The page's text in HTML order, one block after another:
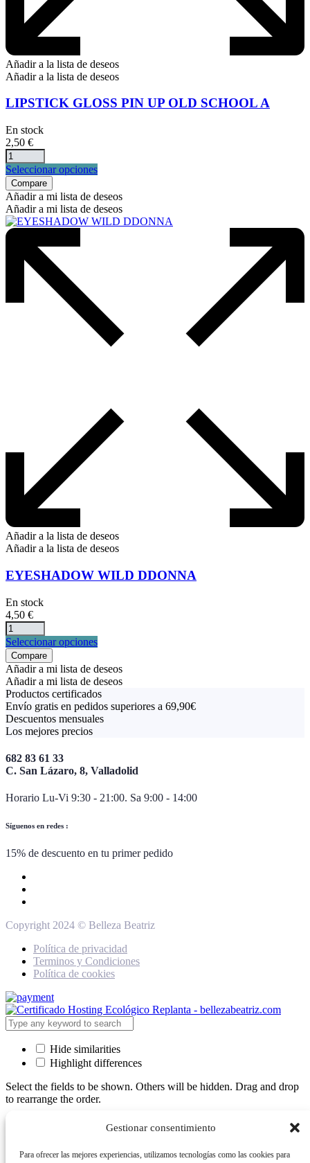
Gestionar consentimiento
Para ofrecer las mejores experiencias, utilizamos tecnologías como las cookies para
Añadir a la lista de deseos
Añadir a la lista de deseos
LIPSTICK GLOSS PIN UP OLD SCHOOL A
En stock
2,50 €
Seleccionar opcionesEste
tiene
múltiples
variantes.
la
página
de
producto
Compare
Añadir a mi lista de deseos
Añadir a mi lista de deseos
Añadir a la lista de deseos
Añadir a la lista de deseos
EYESHADOW WILD DDONNA
En stock
4,50 €
Seleccionar opcionesEste
tiene
múltiples
variantes.
Las
opciones
en
la
de
Compare
Añadir a mi lista de deseos
Añadir a mi lista de deseos
Productos certificados
Envío gratis en pedidos superiores a 69,90€
Descuentos mensuales
Los mejores precios
682 83 61 33
C. San Lázaro, 8, Valladolid
Horario Lu-Vi 9:30 - 21:00. Sa 9:00 - 14:00
Síguenos en redes :
15% de descuento en tu primer pedido
Copyright 2024 © Belleza Beatriz
Política de privacidad
Terminos y Condiciones
Política de cookies
Hide similarities
Highlight differences
Select the fields to be shown. Others will be hidden. Drag and drop
to rearrange the order.
Rating